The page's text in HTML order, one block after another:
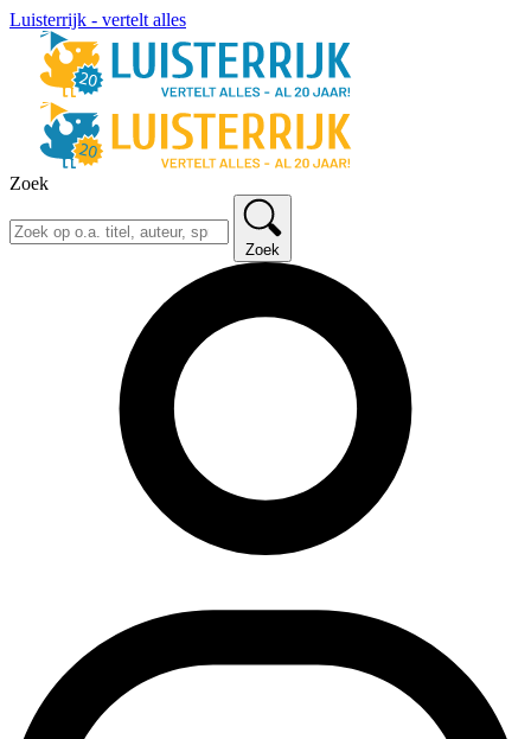
Luisterrijk - vertelt alles
Zoek
Zoek